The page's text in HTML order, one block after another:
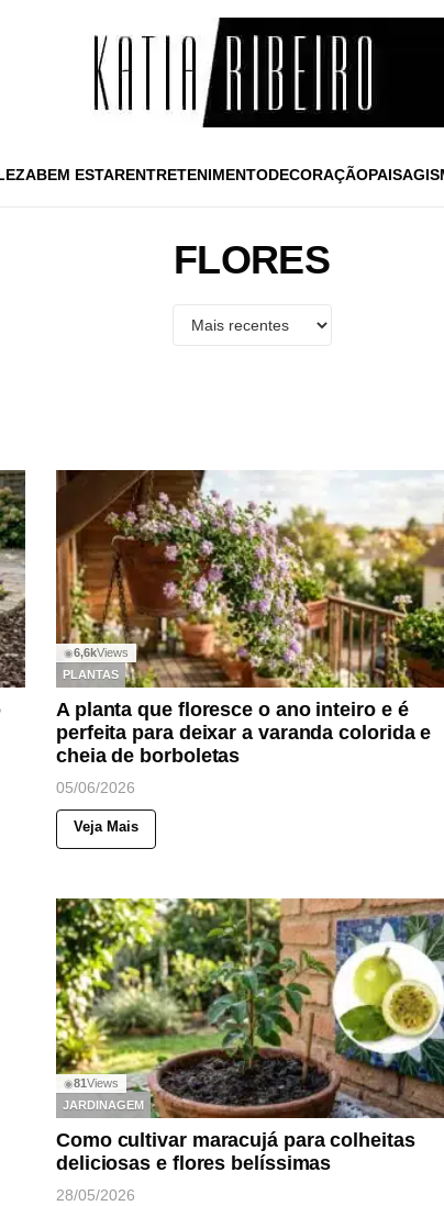
BEM ESTARENTRETENIMENTODECORAÇÃO
FLORES
◉6,6kViews
PLANTAS
A planta que floresce o ano inteiro e é
perfeita para deixar a varanda colorida e
cheia de borboletas
05/06/2026
Veja Mais
◉81Views
JARDINAGEM
Como cultivar maracujá para colheitas
deliciosas e flores belíssimas
28/05/2026